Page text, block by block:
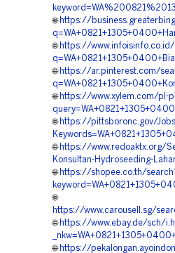
🌐 https://
🌐 https://www.infoisinfo.co.id/
🌐 https://ar.pinterest.com/
🌐 https://www.xylem.com/pl-
🌐 https://pittsboronc.gov/
🌐 https://www.redoaktx.org/
Konsultan-Hydroseeding-
🌐 https://shopee.co.th/
🌐
https://www.carousell.sg/
🌐 https://www.ebay.de/sch/
🌐 https://